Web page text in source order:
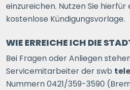
einzureichen. Nutzen Sie
kostenlose Kündigungsvorlage.
WIE ERREICHE ICH DIE
Bei Fragen oder Anliegen
Servicemitarbeiter der swb
Nummern 0421/359-3590